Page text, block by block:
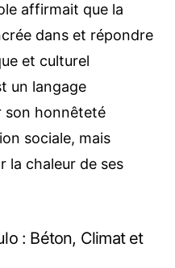
affirmait que la
dans et répondre
et culturel
un langage
son honnêteté
sociale, mais
la chaleur de ses
: Béton, Climat et